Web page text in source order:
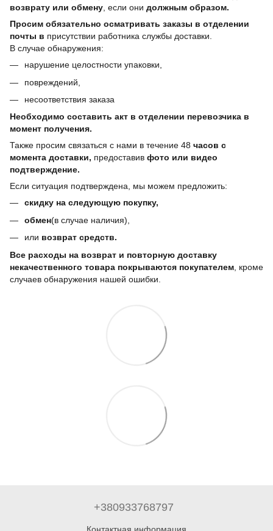
возврату или обмену, если они должным образом.
Просим обязательно осматривать заказы в отделении
почты в присутствии работника службы доставки.
В случае обнаружения:
нарушение целостности упаковки,
повреждений,
несоответствия заказа
Необходимо составить акт в отделении перевозчика в
момент получения.
Также просим связаться с нами в течение 48 часов с
момента доставки, предоставив фото или видео
подтверждение.
Если ситуация подтверждена, мы можем предложить:
скидку на следующую покупку,
обмен(в случае наличия),
или возврат средств.
Все расходы на возврат и повторную доставку
некачественного товара покрываются покупателем , кроме
случаев обнаружения нашей ошибки.
+380933768797
Контактная информация